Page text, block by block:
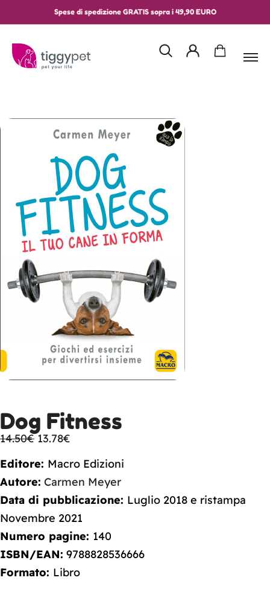
Spese di spedizione GRATIS sopra i 49,90 EURO
Dog Fitness
14.50€ 13.78€
Editore: Macro Edizioni
Autore: Carmen Meyer
Data di pubblicazione: Luglio 2018 e ristampa
Novembre 2021
Numero pagine: 140
ISBN/EAN: 9788828536666
Formato: Libro